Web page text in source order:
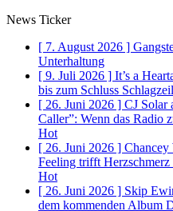
News Ticker
[ 7. August 2026 ]
Unterhaltung
[ 9. Juli 2026 ] It’s a
bis zum Schluss
[ 26. Juni 2026 ] CJ Solar
Caller”: Wenn das Radio
Hot
[ 26. Juni 2026 ] Chancey
Feeling trifft
Hot
[ 26. Juni 2026 ] Skip
dem kommenden Album